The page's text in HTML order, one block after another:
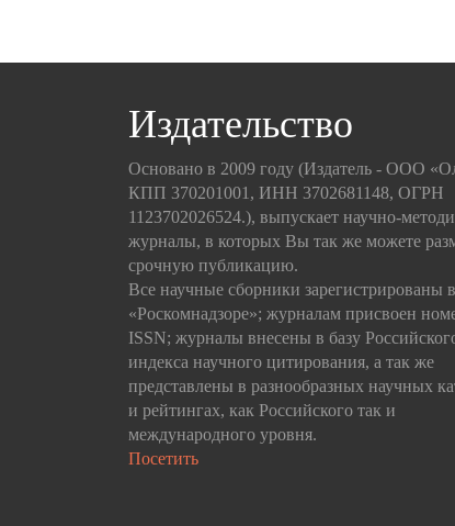
Издательство
Основано в 2009 году (Издатель - ООО
КПП 370201001, ИНН 3702681148, ОГРН
1123702026524.), выпускает научно-
журналы, в которых Вы так же можете
срочную публикацию.
Все научные сборники зарегистрированы в
«Роскомнадзоре»; журналам присвоен
ISSN; журналы внесены в базу
индекса научного цитирования, а так же
представлены в разнообразных научных
и рейтингах, как Российского так и
международного уровня.
Посетить